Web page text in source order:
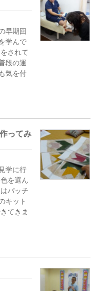
早期回
学んで
されて
段の運
気を付
ってみ
学に行
を選ん
パッチ
キット
てきま